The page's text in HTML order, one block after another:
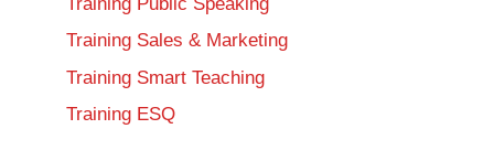
Training Sales & Marketing
Training Smart Teaching
Training ESQ